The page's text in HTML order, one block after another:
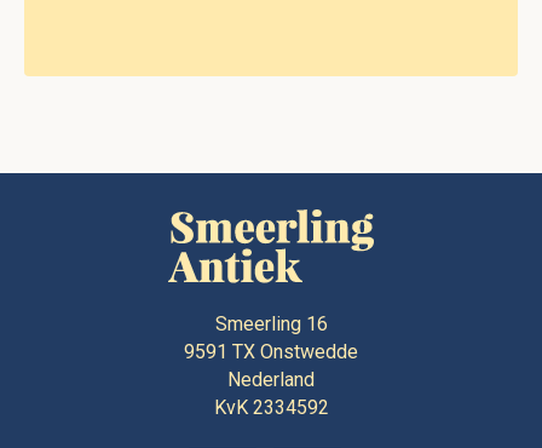
Smeerling 16
9591 TX Onstwedde
Nederland
KvK 2334592